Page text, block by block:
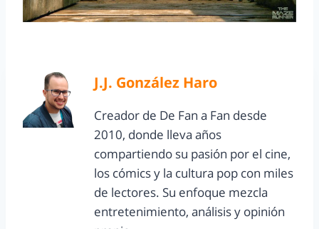
J.J. González Haro
Creador de De Fan a Fan desde
2010, donde lleva años
compartiendo su pasión por el cine,
los cómics y la cultura pop con miles
de lectores. Su enfoque mezcla
entretenimiento, análisis y opinión